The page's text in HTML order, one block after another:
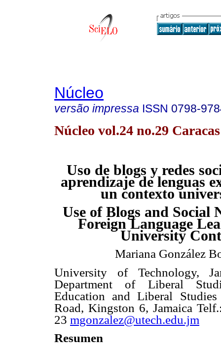
Núcleo
versão impressa ISSN 0798-
Núcleo vol.24 no.29
Uso de blogs y redes
aprendizaje de lenguas
un contexto
Use of Blogs and Social
Foreign Language
University
Mariana González
University of Technology,
Department of Liberal
Education and Liberal
Road, Kingston 6, Jamaica
23 mgonzalez@utech.edu.jm
Resumen